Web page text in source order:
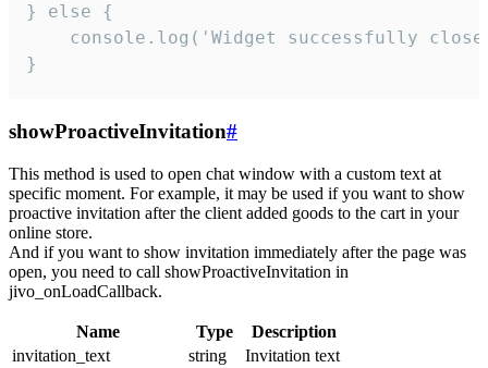
} else {
console.log('Widget successfully
}
showProactiveInvitation#
This method is used to open chat window with a custom text at
specific moment. For example, it may be used if you want to show
proactive invitation after the client added goods to the cart in your
online store.
And if you want to show invitation immediately after the page was
open, you need to call showProactiveInvitation in
jivo_onLoadCallback.
Name Type
Description
invitation_text
string
Invitation text